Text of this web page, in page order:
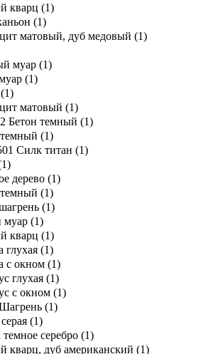
кварц (1)
(1)
матовый, дуб медовый (1)
муар (1)
(1)
1)
матовый (1)
Бетон темный (1)
(1)
Силк титан (1)
1)
дерево (1)
(1)
(1)
муар (1)
кварц (1)
глухая (1)
с окном (1)
глухая (1)
с окном (1)
(1)
(1)
серебро (1)
кварц, дуб американский (1)